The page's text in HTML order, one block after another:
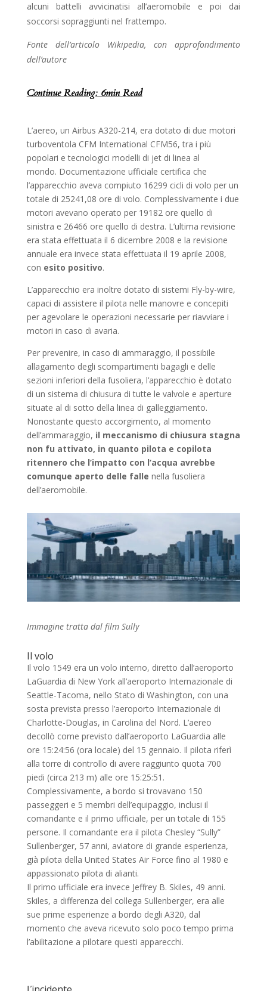
alcuni battelli avvicinatisi all’aeromobile e poi dai
soccorsi sopraggiunti nel frattempo.
Fonte dell’articolo Wikipedia, con approfondimento
dell’autore
Continue Reading: 6min Read
L’aereo, un Airbus A320-214, era dotato di due motori
turboventola CFM International CFM56, tra i più
popolari e tecnologici modelli di jet di linea al
mondo. Documentazione ufficiale certifica che
l’apparecchio aveva compiuto 16299 cicli di volo per un
totale di 25241,08 ore di volo. Complessivamente i due
motori avevano operato per 19182 ore quello di
sinistra e 26466 ore quello di destra. L’ultima revisione
era stata effettuata il 6 dicembre 2008 e la revisione
annuale era invece stata effettuata il 19 aprile 2008,
con esito positivo.
L’apparecchio era inoltre dotato di sistemi Fly-by-wire,
capaci di assistere il pilota nelle manovre e concepiti
per agevolare le operazioni necessarie per riavviare i
motori in caso di avaria.
Per prevenire, in caso di ammaraggio, il possibile
allagamento degli scompartimenti bagagli e delle
sezioni inferiori della fusoliera, l’apparecchio è dotato
di un sistema di chiusura di tutte le valvole e aperture
situate al di sotto della linea di galleggiamento.
Nonostante questo accorgimento, al momento
dell’ammaraggio, il meccanismo di chiusura stagna
non fu attivato, in quanto pilota e copilota
ritennero che l’impatto con l’acqua avrebbe
comunque aperto delle falle nella fusoliera
dell’aeromobile.
Immagine tratta dal film Sully
Il volo
Il volo 1549 era un volo interno, diretto dall’aeroporto
LaGuardia di New York all’aeroporto Internazionale di
Seattle-Tacoma, nello Stato di Washington, con una
sosta prevista presso l’aeroporto Internazionale di
Charlotte-Douglas, in Carolina del Nord. L’aereo
decollò come previsto dall’aeroporto LaGuardia alle
ore 15:24:56 (ora locale) del 15 gennaio. Il pilota riferì
alla torre di controllo di avere raggiunto quota 700
piedi (circa 213 m) alle ore 15:25:51.
Complessivamente, a bordo si trovavano 150
passeggeri e 5 membri dell’equipaggio, inclusi il
comandante e il primo ufficiale, per un totale di 155
persone. Il comandante era il pilota Chesley “Sully”
Sullenberger, 57 anni, aviatore di grande esperienza,
già pilota della United States Air Force fino al 1980 e
appassionato pilota di alianti.
Il primo ufficiale era invece Jeffrey B. Skiles, 49 anni.
Skiles, a differenza del collega Sullenberger, era alle
sue prime esperienze a bordo degli A320, dal
momento che aveva ricevuto solo poco tempo prima
l’abilitazione a pilotare questi apparecchi.